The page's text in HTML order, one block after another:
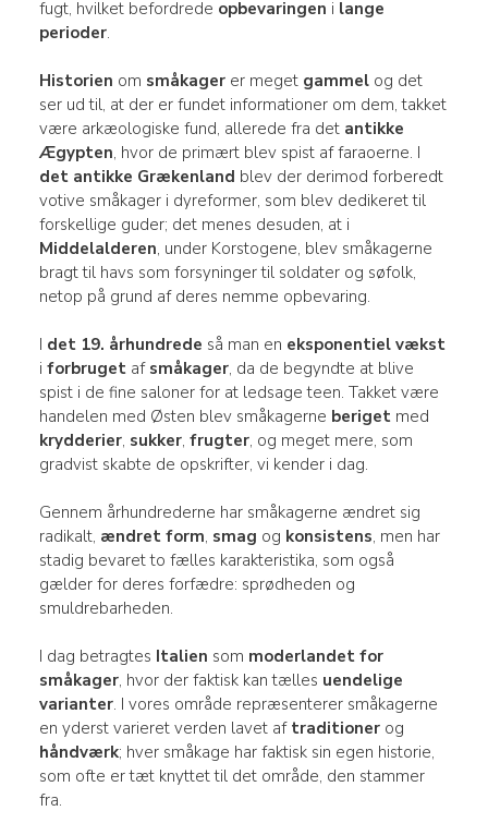
fugt, hvilket befordrede opbevaringen i lange
perioder.
Historien om småkagerer meget gammelog det
ser ud til, at der er fundet informationer om dem, takket
være arkæologiske fund, allerede fra det antikke
Ægypten, hvor de primært blev spist af faraoerne. I
det antikke Grækenland blev der derimod forberedt
votive småkager i dyreformer, som blev dedikeret til
forskellige guder; det menes desuden, at i
Middelalderen, under Korstogene, blev småkagerne
bragt til havs som forsyninger til soldater og søfolk,
netop på grund af deres nemme opbevaring.
I det 19. århundrede så man en eksponentiel vækst
i forbrugetaf småkager, da de begyndte at blive
spist i de fine saloner for at ledsage teen. Takket være
handelen med Østen blev småkagerne berigetmed
krydderier, sukker, frugter, og meget mere, som
gradvist skabte de opskrifter, vi kender i dag.
Gennem århundrederne har småkagerne ændret sig
radikalt, ændret form, smag og konsistens, men har
stadig bevaret to fælles karakteristika, som også
gælder for deres forfædre: sprødheden og
smuldrebarheden.
I dag betragtes Italien som moderlandet for
småkager, hvor der faktisk kan tælles uendelige
varianter. I vores område repræsenterer småkagerne
en yderst varieret verden lavet af traditionerog
håndværk; hver småkage har faktisk sin egen historie,
som ofte er tæt knyttet til det område, den stammer
fra.